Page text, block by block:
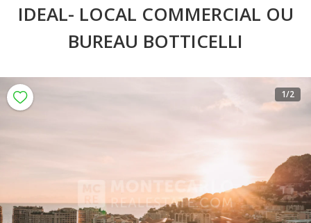
IDEAL- LOCAL COMMERCIAL OU
BUREAU BOTTICELLI
1/2